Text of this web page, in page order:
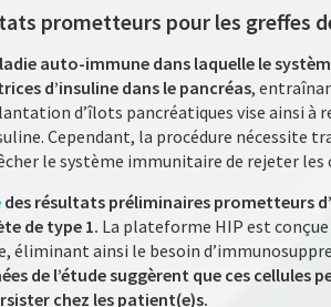
prometteurs pour les greffes
auto-immune dans laquelle le
d’insuline dans le pancréas,
d’îlots pancréatiques vise ainsi
Cependant, la procédure nécessite
le système immunitaire de rejeter
des résultats préliminaires prometteurs
de type 1. La plateforme HIP est
éliminant ainsi le besoin
de l’étude suggèrent que ces
chez les patient(e)s.